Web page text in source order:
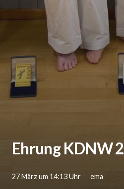
Ehrung KDNW 2
27 März um 14:13 Uhr ema